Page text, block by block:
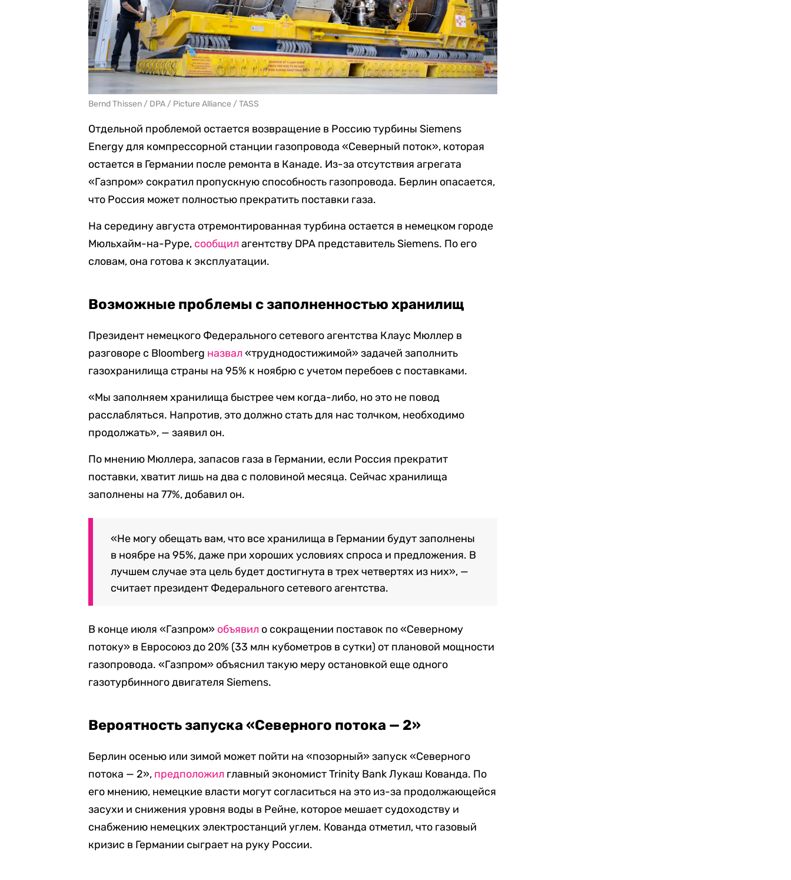
Bernd Thissen / DPA / Picture Alliance / TASS
Отдельной проблемой остается возвращение в Россию турбины Siemens
Energy для компрессорной станции газопровода «Северный поток», которая
остается в Германии после ремонта в Канаде. Из-за отсутствия агрегата
«Газпром» сократил пропускную способность газопровода. Берлин опасается,
что Россия может полностью прекратить поставки газа.
На середину августа отремонтированная турбина остается в немецком городе
Мюльхайм-на-Руре, сообщил агентству DPA представительSiemens. По его
словам, она готова к эксплуатации.
Возможные проблемы с заполненностью хранилищ
Президент немецкого Федерального сетевого агентства Клаус Мюллер в
разговоре с Bloomberg назвал «труднодостижимой» задачей заполнить
газохранилища страны на 95% к ноябрю с учетом перебоев с поставками.
«Мы заполняем хранилища быстрее чем когда-либо, но это не повод
расслабляться. Напротив, это должно стать для нас толчком, необходимо
продолжать», — заявил он.
По мнению Мюллера, запасов газа в Германии, если Россия прекратит
поставки, хватит лишь на два с половиной месяца. Сейчас хранилища
заполнены на 77%, добавил он.
«Не могу обещать вам, что все хранилища в Германии будут заполнены
в ноябре на 95%, даже при хороших условиях спроса и предложения. В
лучшем случае эта цель будет достигнута в трех четвертях из них», —
считает президент Федерального сетевого агентства.
В конце июля «Газпром» объявил о сокращении поставок по «Северному
потоку» в Евросоюз до 20% (33 млн кубометров в сутки) от плановой мощности
газопровода. «Газпром» объяснил такую меру остановкой еще одного
газотурбинного двигателя Siemens.
Вероятность запуска «Северного потока — 2»
Берлин осенью или зимой может пойти на «позорный» запуск «Северного
потока — 2», предположил главный экономист Trinity Bank Лукаш Кованда. По
его мнению, немецкие власти могут согласиться на это из-за продолжающейся
засухи и снижения уровня воды в Рейне, которое мешает судоходству и
снабжению немецких электростанций углем. Кованда отметил, что газовый
кризис в Германии сыграет на руку России.